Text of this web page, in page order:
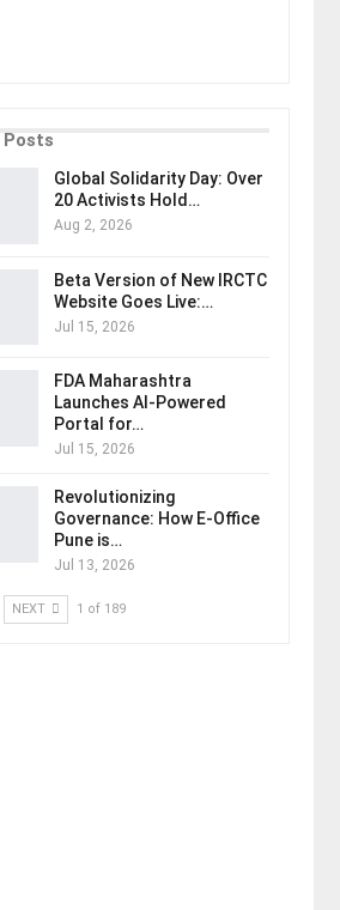
Global Solidarity Day: Over
20 Activists Hold…
Aug 2, 2026
Beta Version of New IRCTC
Website Goes Live:…
Jul 15, 2026
FDA Maharashtra
Launches AI-Powered
Portal for…
Jul 15, 2026
Revolutionizing
Governance: How E-Office
Pune is…
Jul 13, 2026
NEXT 1 of 189